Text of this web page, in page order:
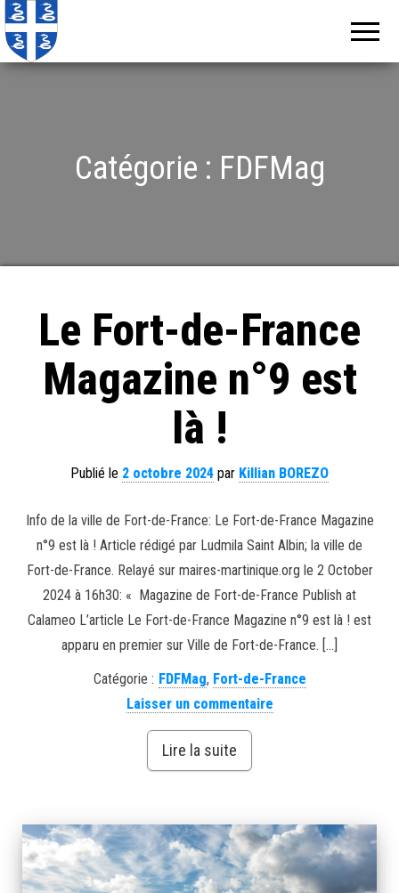
Catégorie : FDFMag
Le Fort-de-France
Magazine n°9 est
là !
Publié le 2 octobre 2024 par Killian BOREZO
Info de la ville de Fort-de-France: Le Fort-de-France Magazine
n°9 est là ! Article rédigé par Ludmila Saint Albin; la ville de
Fort-de-France. Relayé sur maires-martinique.org le 2 October
2024 à 16h30: « Magazine de Fort-de-France Publish at
Calameo L’article Le Fort-de-France Magazine n°9 est là ! est
apparu en premier sur Ville de Fort-de-France. […]
Catégorie : FDFMag, Fort-de-France
Laisser un commentaire
Lire la suite